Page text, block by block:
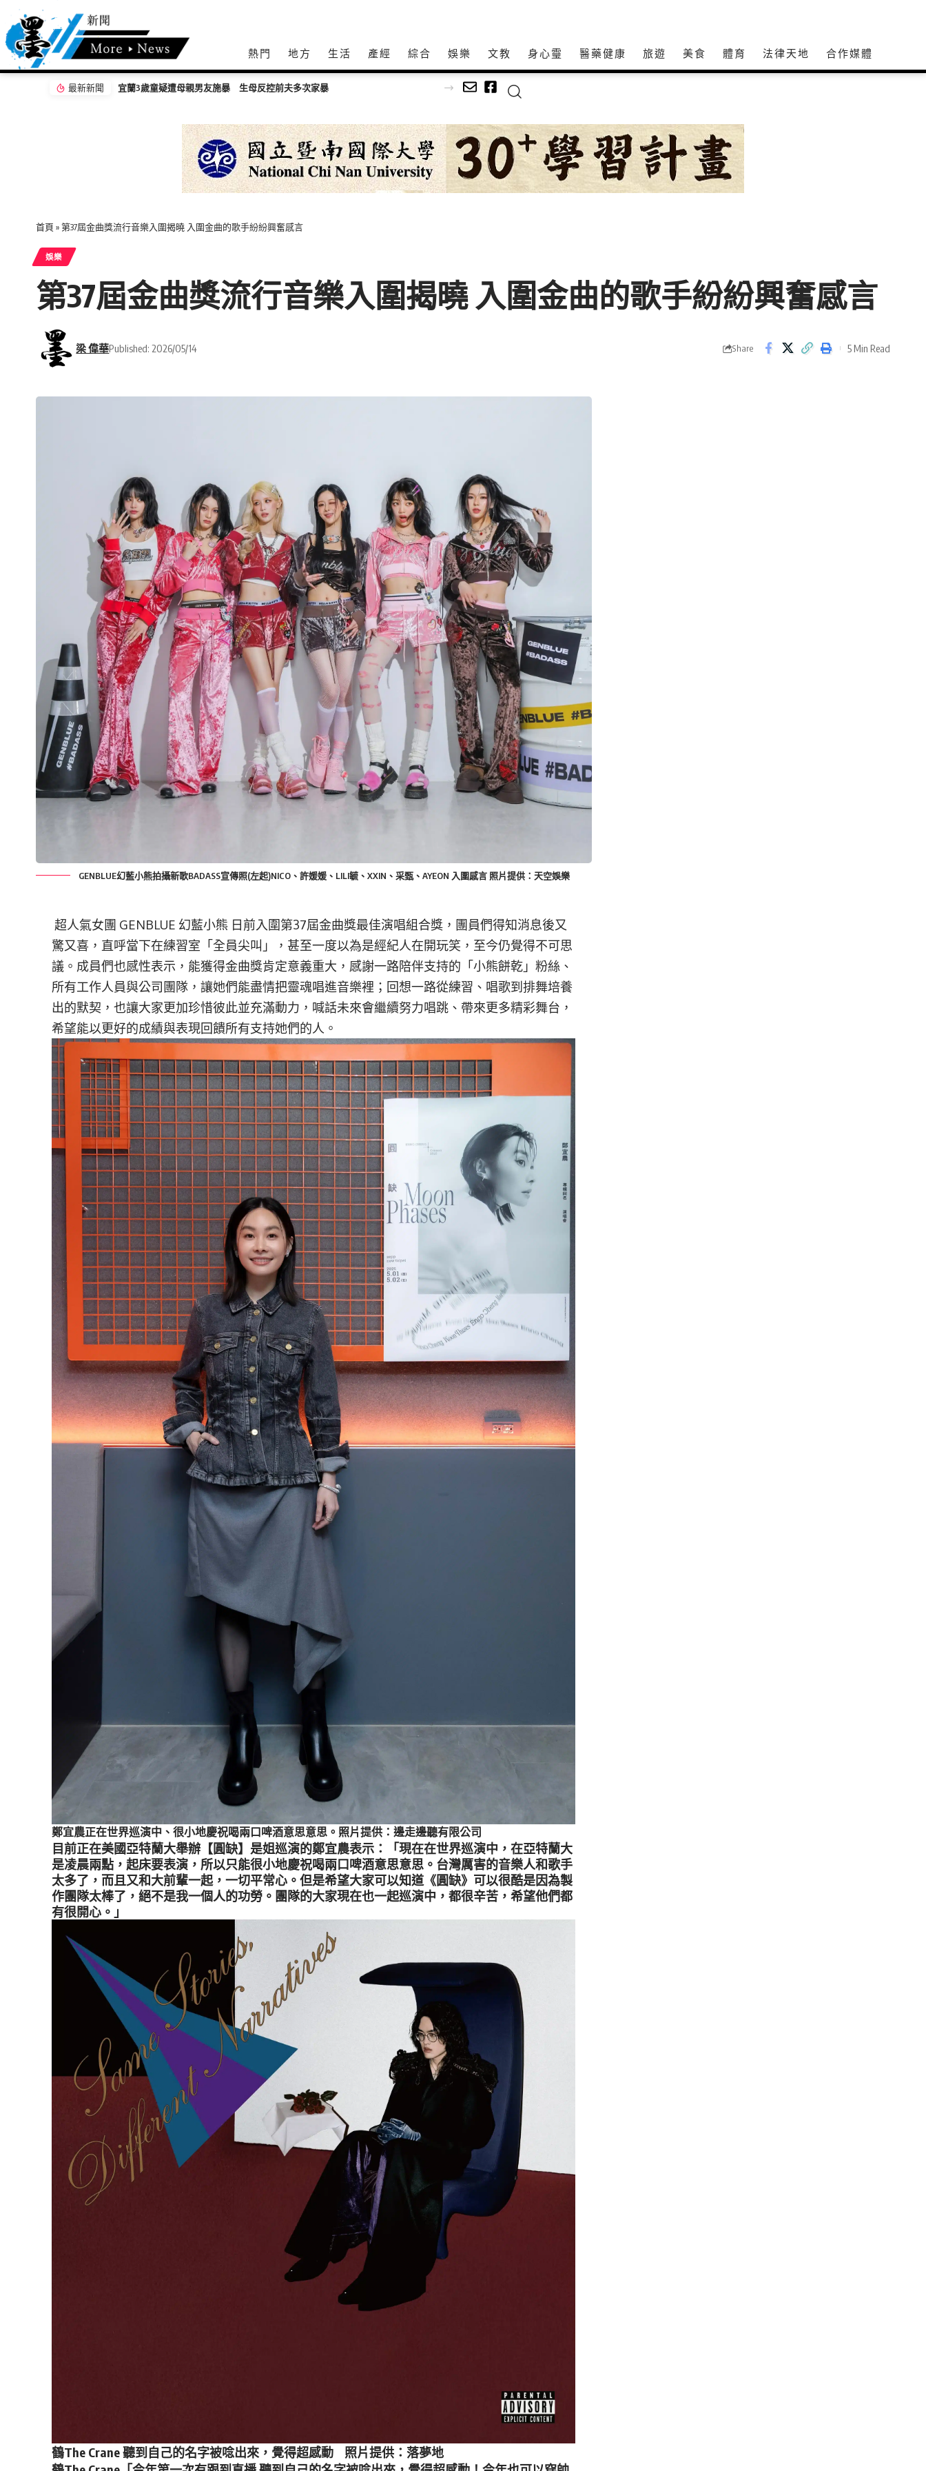
熱門 地方 生活 產經 綜合 娛樂 文教 身心𩆜 醫藥健康 旅遊 美食 體育 法律天地 合作媒體
最新新聞 嘉義無人機競賽登場 73隊挑戰穿越賽與無人機足球
首頁 »第37屆金曲獎流行音樂入圍揭曉 入圍金曲的歌手紛紛興奮感言
娛樂
第37屆金曲獎流行音樂入圍揭曉 入圍金曲的歌手紛紛興奮感言
梁 偉華Published: 2026/05/14 Share 5 Min Read
GENBLUE幻藍小熊拍攝新歌BADASS宣傳照(左起)NICO、許媛媛、LILI毓、XXIN、采甄、AYEON 入圍感言 照片提供：天空娛樂
超人氣女團 GENBLUE 幻藍小熊 日前入圍第37屆金曲獎最佳演唱組合獎，團員們得知消息後又
驚又喜，直呼當下在練習室「全員尖叫」，甚至一度以為是經紀人在開玩笑，至今仍覺得不可思
議。成員們也感性表示，能獲得金曲獎肯定意義重大，感謝一路陪伴支持的「小熊餅乾」粉絲、
所有工作人員與公司團隊，讓她們能盡情把靈魂唱進音樂裡；回想一路從練習、唱歌到排舞培養
出的默契，也讓大家更加珍惜彼此並充滿動力，喊話未來會繼續努力唱跳、帶來更多精彩舞台，
希望能以更好的成績與表現回饋所有支持她們的人。
鄭宜農正在世界巡演中、很小地慶祝喝兩口啤酒意思意思。照片提供：邊走邊聽有限公司
目前正在美國亞特蘭大舉辦【圓缺】是姐巡演的鄭宜農表示：
「現在在世界巡演中，在亞特蘭大
是凌晨兩點，起床要表演，所以只能很小地慶祝喝兩口啤酒意思意思。台灣厲害的音樂人和歌手
太多了，而且又和大前輩一起，一切平常心。但是希望大家可以知道《圓缺》可以很酷是因為製
作團隊太棒了，絕不是我一個人的功勞。團隊的大家現在也一起巡演中，都很辛苦，希望他們都
有很開心。」
鶴The Crane聽到自己的名字被唸出來，覺得超感動 照片提供：落夢地